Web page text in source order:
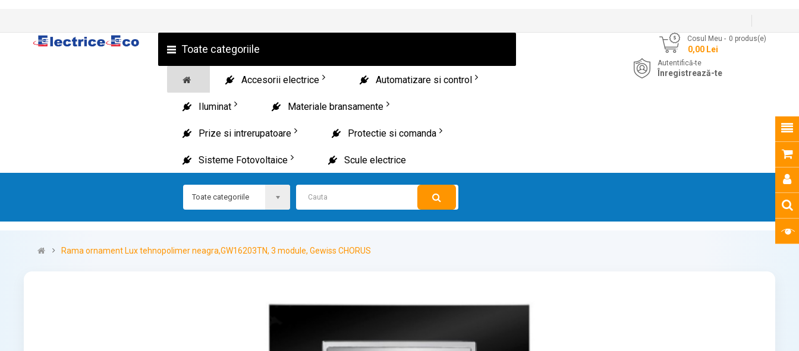
Toate categoriile
Accesorii electrice Automatizare si control
Iluminat Materiale bransamente
Prize si intrerupatoare Protectie si comanda
Sisteme Fotovoltaice Scule electrice
Cosul Meu 0 produs(e)
- 0,00 Lei
Autentifică-te
Înregistrează-te
Toate categoriile
Rama ornament Lux tehnopolimer neagra,GW16203TN, 3 module, Gewiss CHORUS